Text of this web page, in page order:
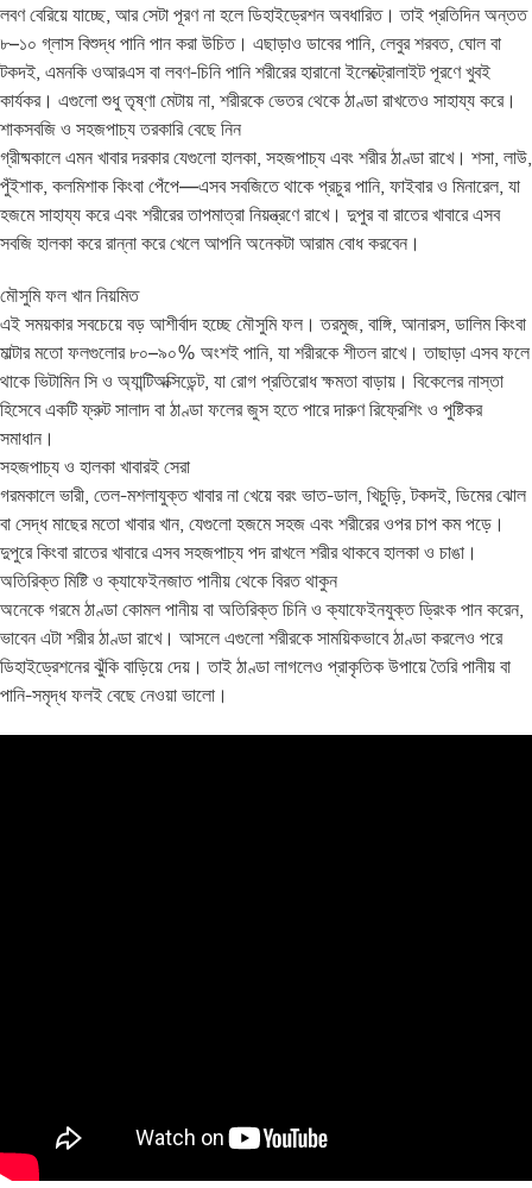
লবণ বেরিয়ে যাচ্ছে, আর সেটা পূরণ না হলে ডিহাইড্রেশন অবধারিত। তাই প্রতিদিন অন্তত
৮–১০ গ্লাস বিশুদ্ধ পানি পান করা উচিত। এছাড়াও ডাবের পানি, লেবুর শরবত, ঘোল বা
টকদই, এমনকি ওআরএস বা লবণ-চিনি পানি শরীরের হারানো ইলেক্ট্রোলাইট পূরণে খুবই
কার্যকর। এগুলো শুধু তৃষ্ণা মেটায় না, শরীরকে ভেতর থেকে ঠাণ্ডা রাখতেও সাহায্য করে।
শাকসবজি ও সহজপাচ্য তরকারি বেছে নিন
গ্রীষ্মকালে এমন খাবার দরকার যেগুলো হালকা, সহজপাচ্য এবং শরীর ঠাণ্ডা রাখে। শসা, লাউ,
পুঁইশাক, কলমিশাক কিংবা পেঁপে—এসব সবজিতে থাকে প্রচুর পানি, ফাইবার ও মিনারেল, যা
হজমে সাহায্য করে এবং শরীরের তাপমাত্রা নিয়ন্ত্রণে রাখে। দুপুর বা রাতের খাবারে এসব
সবজি হালকা করে রান্না করে খেলে আপনি অনেকটা আরাম বোধ করবেন।
মৌসুমি ফল খান নিয়মিত
এই সময়কার সবচেয়ে বড় আশীর্বাদ হচ্ছে মৌসুমি ফল। তরমুজ, বাঙ্গি, আনারস, ডালিম কিংবা
মাল্টার মতো ফলগুলোর ৮০–৯০% অংশই পানি, যা শরীরকে শীতল রাখে। তাছাড়া এসব ফলে
থাকে ভিটামিন সি ও অ্যান্টিঅক্সিডেন্ট, যা রোগ প্রতিরোধ ক্ষমতা বাড়ায়। বিকেলের নাস্তা
হিসেবে একটি ফ্রুট সালাদ বা ঠাণ্ডা ফলের জুস হতে পারে দারুণ রিফ্রেশিং ও পুষ্টিকর
সমাধান।
সহজপাচ্য ও হালকা খাবারই সেরা
গরমকালে ভারী, তেল-মশলাযুক্ত খাবার না খেয়ে বরং ভাত-ডাল, খিচুড়ি, টকদই, ডিমের ঝোল
বা সেদ্ধ মাছের মতো খাবার খান, যেগুলো হজমে সহজ এবং শরীরের ওপর চাপ কম পড়ে।
দুপুরে কিংবা রাতের খাবারে এসব সহজপাচ্য পদ রাখলে শরীর থাকবে হালকা ও চাঙা।
অতিরিক্ত মিষ্টি ও ক্যাফেইনজাত পানীয় থেকে বিরত থাকুন
অনেকে গরমে ঠাণ্ডা কোমল পানীয় বা অতিরিক্ত চিনি ও ক্যাফেইনযুক্ত ড্রিংক পান করেন,
ভাবেন এটা শরীর ঠাণ্ডা রাখে। আসলে এগুলো শরীরকে সাময়িকভাবে ঠাণ্ডা করলেও পরে
ডিহাইড্রেশনের ঝুঁকি বাড়িয়ে দেয়। তাই ঠাণ্ডা লাগলেও প্রাকৃতিক উপায়ে তৈরি পানীয় বা
পানি-সমৃদ্ধ ফলই বেছে নেওয়া ভালো।